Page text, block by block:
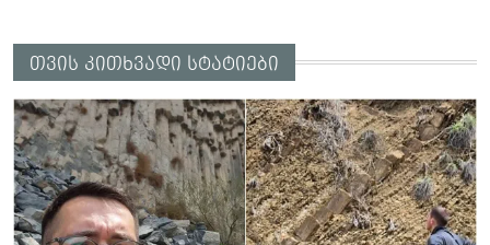
თვის კითხვადი სტატიები